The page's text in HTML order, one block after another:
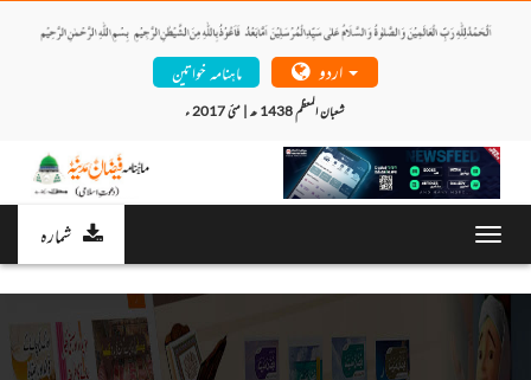
ماہنامہ خواتین
شعبان المعظم 1438 ھ | مئی 2017 ء
شمارہ